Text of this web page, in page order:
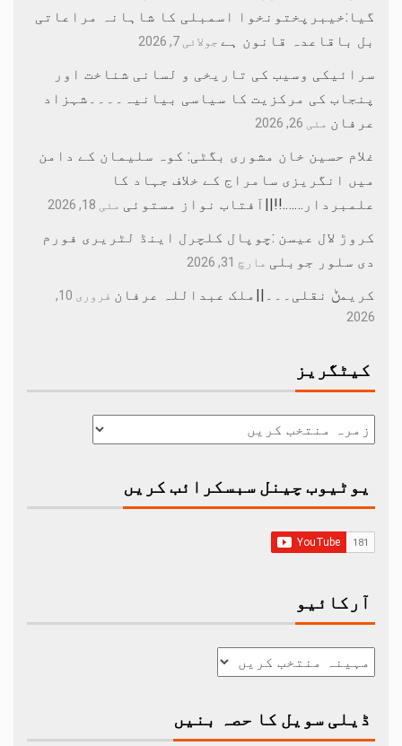
گیا:خیبرپختونخوا اسمبلی کا شاہانہ مراعاتی
بل باقاعدہ قانون ہے جولائی 7, 2026
سرائیکی وسیب کی تاریخی و لسانی شناخت اور
پنجاب کی مرکزیت کا سیاسی بیانیہ۔۔۔۔شہزاد
عرفان مئی 26, 2026
غلام حسین خان مشوری بگٹی: کوہ سلیمان کے دامن
میں انگریزی سامراج کے خلاف جہاد کا
علمبردار…….!!||آفتاب نواز مستوئی مئی 18, 2026
کروڑ لال عیسن :چوپال کلچرل اینڈ لٹریری فورم
دی سلور جوبلی مارچ 31, 2026
کریمݨ نقلی۔۔۔||ملک عبداللہ عرفان
فروری 10,
2026
کیٹگریز
یوٹیوب چینل سبسکرائب کریں
آرکائیو
ڈیلی سویل کا حصہ بنیں